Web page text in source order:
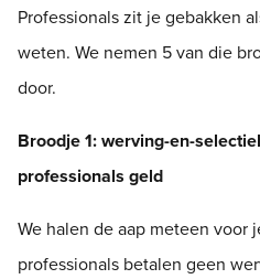
Professionals zit je gebakken
weten. We nemen 5 van die
door.
Broodje 1: werving-en-
professionals geld
We halen de aap meteen voor
professionals betalen geen